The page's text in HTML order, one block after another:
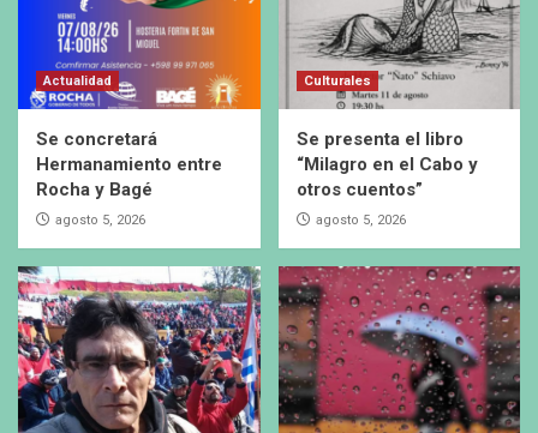
Actualidad
Se concretará
Hermanamiento entre
Rocha y Bagé
agosto 5, 2026
Culturales
Se presenta el libro
“Milagro en el Cabo y
otros cuentos”
agosto 5, 2026